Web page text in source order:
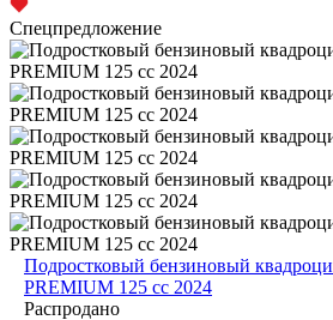
Спецпредложение
Подростковый бензиновый
PREMIUM 125 cc 2024
Распродано